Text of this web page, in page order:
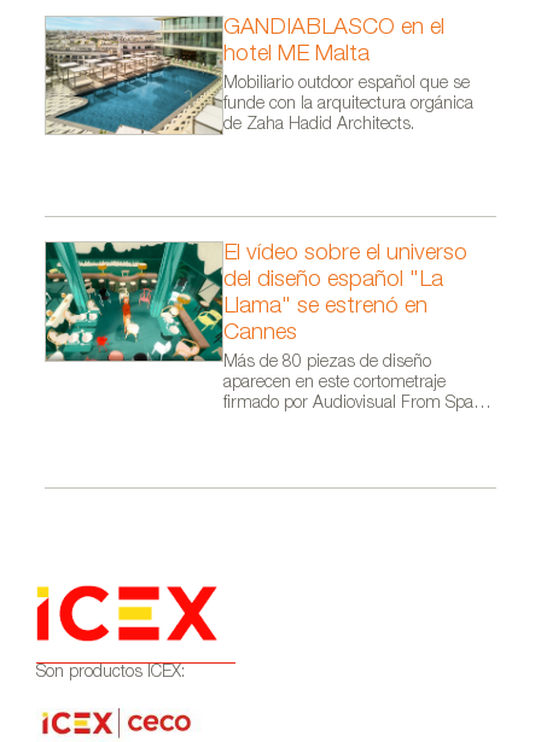
GANDIABLASCO en el
hotel ME Malta
Mobiliario outdoor español que se
funde con la arquitectura orgánica
de Zaha Hadid Architects.
El vídeo sobre el universo
del diseño español "La
Llama" se estrenó en
Cannes
Más de 80 piezas de diseño
aparecen en este cortometraje
firmado por Audiovisual From Spain
Son productos ICEX: